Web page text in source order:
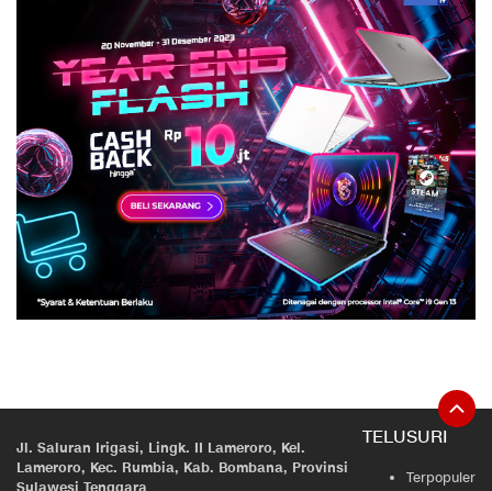
Jl. Saluran Irigasi, Lingk. II Lameroro, Kel.
Lameroro, Kec. Rumbia, Kab. Bombana, Provinsi
TELUSURI
Terpopuler